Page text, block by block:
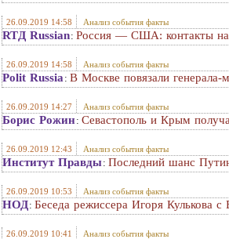
26.09.2019 14:58 Анализ события факты
RTД Russian: Россия — США: контакты на
26.09.2019 14:58 Анализ события факты
Polit Russia : В Москве повязали
26.09.2019 14:27 Анализ события факты
Борис Рожин: Севастополь и Крым
26.09.2019 12:43 Анализ события факты
Институт Правды: Последний шанс
26.09.2019 10:53 Анализ события факты
НОД: Беседа режиссера Игоря Кулькова
26.09.2019 10:41 Анализ события факты